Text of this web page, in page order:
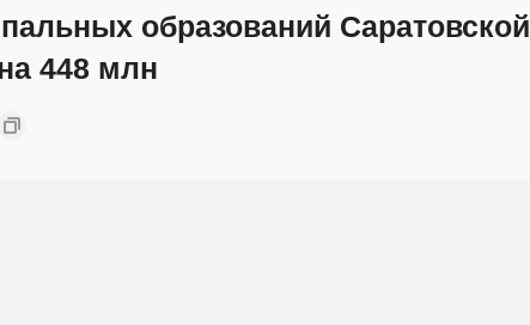
образований Саратовской
448 млн